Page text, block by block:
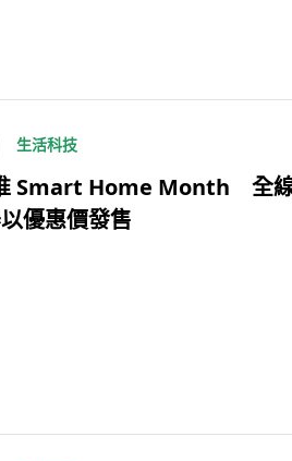
生活科技
Smart Home Month 全
優惠價發售